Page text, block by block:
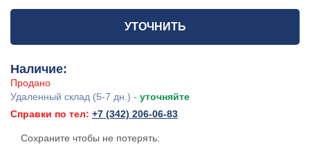
УТОЧНИТЬ
Наличие:
Продано
Удаленный склад (5-7 дн.) - уточняйте
Справки по тел: +7 (342) 206-06-83
Сохраните чтобы не потерять: